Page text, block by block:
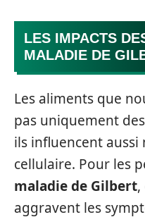
LES IMPACTS
MALADIE DE
Les aliments que
pas uniquement
ils influencent
cellulaire. Pour les
maladie de Gilbert,
aggravent les